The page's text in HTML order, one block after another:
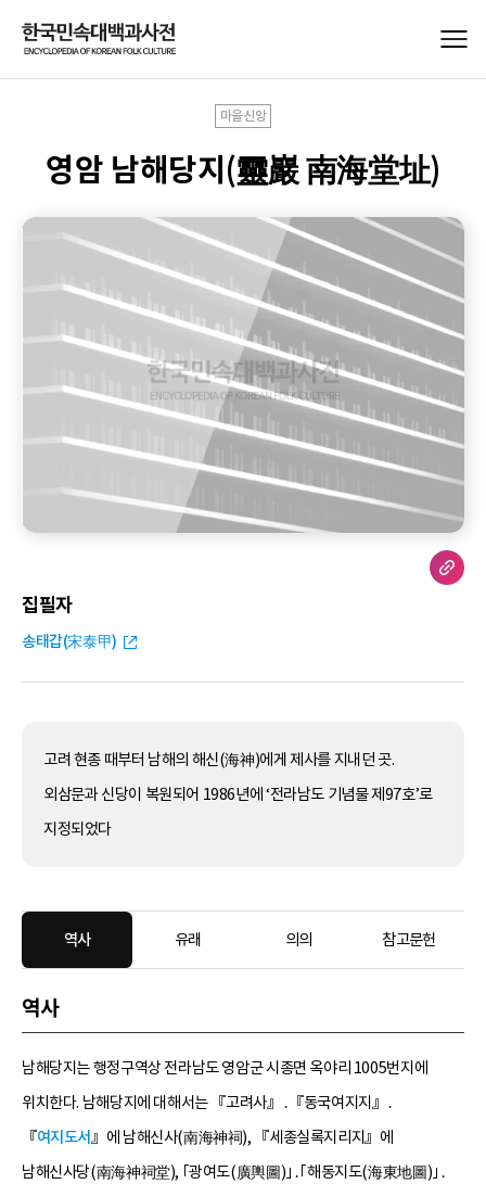
마을신앙
영암 남해당지(靈巖 南海堂址)
집필자
송태갑(宋泰甲)
고려 현종 때부터 남해의 해신(海神)에게 제사를 지내던 곳.
외삼문과 신당이 복원되어 1986년에 ‘전라남도 기념물 제97호’로
지정되었다
역사 유래 의의 참고문헌
역사
남해당지는 행정구역상 전라남도 영암군 시종면 옥야리 1005번지에
위치한다. 남해당지에 대해서는 『고려사』․『동국여지지』․
『여지도서』에 남해신사(南海神祠), 『세종실록지리지』에
남해신사당(南海神祠堂), ｢광여도(廣輿圖)｣․｢해동지도(海東地圖)｣․